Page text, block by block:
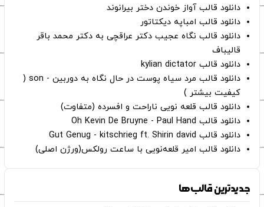
دانلود قالب آواز خوندن دختر بیرانوند
دانلود قالب امباپه دیکتاتور
دانلود قالب نگاه عجیب دکتر عراقچی به دکتر محمد باقر
قالیباف
دانلود قالب kylian dictator
دانلود قالب مرد سیاه پوست در حال نگاه به دوربین - son (
کیفیت بیشتر )
دانلود قالب قلعه نویی ناراحت و افسرده (متفاوت)
دانلود قالب Oh Kevin De Bruyne - Paul Hand
دانلود قالب Gut Genug - kitschrieg ft. Shirin david
دانلود قالب امیر قلعه‌نویی با ساعت رولکس(ورژن اصلی)
جدیدترین قالب‌ها